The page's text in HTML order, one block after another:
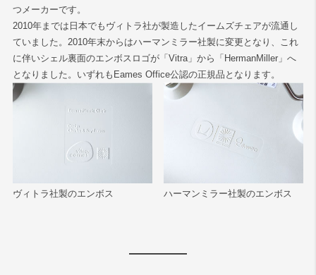
つメーカーです。
2010年までは日本でもヴィトラ社が製造したイームズチェアが流通し
ていました。2010年末からはハーマンミラー社製に変更となり、これ
に伴いシェル裏面のエンボスロゴが「Vitra」から「HermanMiller」へ
となりました。いずれもEames Office公認の正規品となります。
ヴィトラ社製のエンボス ハーマンミラー社製のエンボス